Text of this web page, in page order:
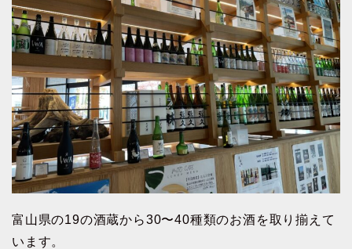
富山県の19の酒蔵から30〜40種類のお酒を取り揃えて
います。